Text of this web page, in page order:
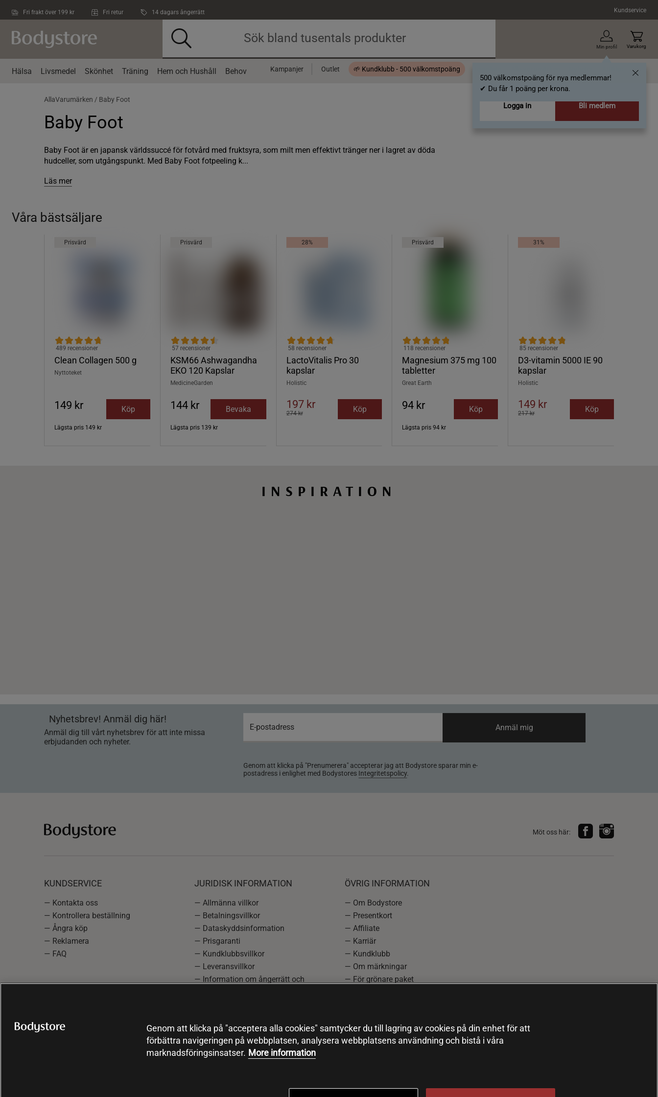
Fri frakt över 199 kr Fri retur 14 dagars ångerrätt Kundservice
Min profil
500 välkomstpoäng för nya medlemmar!
✔ Du får 1 poäng per krona.
Logga in
Bli medlem
Varukorg
Hälsa Livsmedel Skönhet Träning Hem och Hushåll Behov Kampanjer Outlet 🌱 Kundklubb - 500 välkomstpoäng
AllaVarumärken / Baby Foot
Baby Foot
Baby Foot är en japansk världssuccé för fotvård med fruktsyra, som milt men effektivt tränger ner i lagret av döda
hudceller, som utgångspunkt. Med Baby Foot fotpeeling k...
Läs mer
Våra bästsäljare
Prisvärd
Clean Collagen 500 g
489 recensioner
Nyttoteket
149 kr Köp
Lägsta pris 149 kr
Prisvärd
KSM66 Ashwagandha
EKO 120 Kapslar
57 recensioner
MedicineGarden
144 kr Bevaka
Lägsta pris 139 kr
28%
LactoVitalis Pro 30
kapslar
58 recensioner
Holistic
197 kr
274 kr Köp
Prisvärd
Magnesium 375 mg 100
tabletter
118 recensioner
Great Earth
94 kr Köp
Lägsta pris 94 kr
31%
D3-vitamin 5000 IE 90
kapslar
85 recensioner
Holistic
149 kr
217 kr Köp
INSPIRATION
Nyhetsbrev! Anmäl dig här!
Anmäl dig till vårt nyhetsbrev för att inte missa
erbjudanden och nyheter.
Genom att klicka på "Prenumerera" accepterar jag att Bodystore sparar min e-
postadress i enlighet med Bodystores Integritetspolicy.
Anmäl mig
Möt oss här:
KUNDSERVICE
— Kontakta oss
— Kontrollera beställning
— Ångra köp
— Reklamera
— FAQ
JURIDISK INFORMATION
— Allmänna villkor
— Betalningsvillkor
— Dataskyddsinformation
— Prisgaranti
— Kundklubbsvillkor
— Leveransvillkor
— Information om ångerrätt och
ÖVRIG INFORMATION
— Om Bodystore
— Presentkort
— Affiliate
— Karriär
— Kundklubb
— Om märkningar
— För grönare paket
Genom att klicka på "acceptera alla cookies" samtycker du till lagring av cookies på din enhet för att
förbättra navigeringen på webbplatsen, analysera webbplatsens användning och bistå i våra
marknadsföringsinsatser. More information